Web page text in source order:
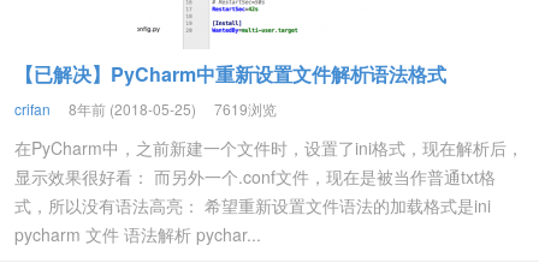
【已解决】PyCharm中重新设置文件解析语法格式
crifan 8年前 (2018-05-25) 7619浏览
在PyCharm中，之前新建一个文件时，设置了ini格式，现在解析后，
显示效果很好看： 而另外一个.conf文件，现在是被当作普通txt格
式，所以没有语法高亮： 希望重新设置文件语法的加载格式是ini
pycharm 文件 语法解析 pychar...